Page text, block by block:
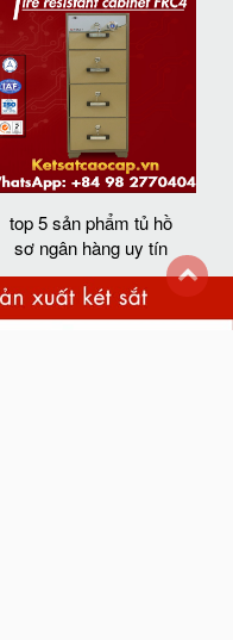
top 5 sản phẩm tủ hồ
sơ ngân hàng uy tín
back